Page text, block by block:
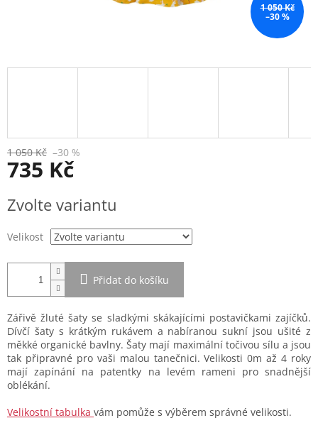
1 050 Kč
–30 %
1 050 Kč –30 %
735 Kč
cena:
Zvolte variantu
Velikost
Přidat do košíku
Zářivě žluté šaty se sladkými skákajícími postavičkami zajíčků.
Dívčí šaty s krátkým rukávem a nabíranou sukní jsou ušité z
měkké organické bavlny. Šaty mají maximální točivou sílu a jsou
tak připravné pro vaši malou tanečnici. Velikosti 0m až 4 roky
mají zapínání na patentky na levém rameni pro snadnější
oblékání.
Velikostní tabulka vám pomůže s výběrem správné velikosti.